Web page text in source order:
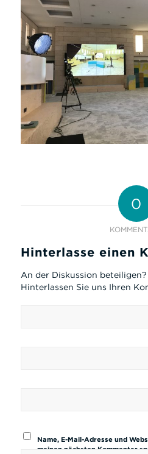
0
Hinterlasse einen
An der Diskussion beteiligen?
Hinterlassen Sie uns Ihren
Name, E-Mail-Adresse und
meinen nächsten Kommentar